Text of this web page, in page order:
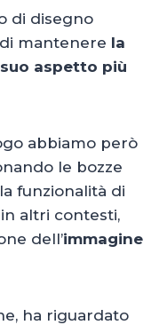
di disegno
mantenere la
aspetto più
abbiamo però
le bozze
funzionalità di
altri contesti,
dell’immagine
ha riguardato